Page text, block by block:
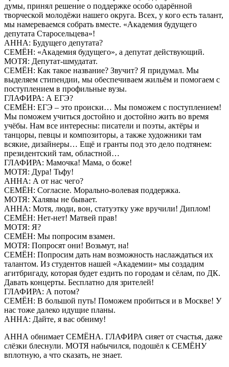
думы, принял решение о поддержке особо одарённой
творческой молодёжи нашего округа. Всех, у кого есть талант,
мы намереваемся собрать вместе. «Академия будущего
депутата Старосельцева»!
АННА: Будущего депутата?
СЕМЁН: «Академия будущего», а депутат действующий.
МОТЯ: Депутат-шмудатат.
СЕМЁН: Как такое название? Звучит? Я придумал. Мы
выделяем стипендии, мы обеспечиваем жильём и помогаем с
поступлением в профильные вузы.
ГЛАФИРА: А ЕГЭ?
СЕМЁН: ЕГЭ – это происки… Мы поможем с поступлением!
Мы поможем учиться достойно и достойно жить во время
учёбы. Нам все интересны: писатели и поэты, актёры и
танцоры, певцы и композиторы, а также художники там
всякие, дизайнеры… Ещё и гранты под это дело подтянем:
президентский там, областной…
ГЛАФИРА: Мамочка! Мама, о боже!
МОТЯ: Дура! Тьфу!
АННА: А от нас чего?
СЕМЁН: Согласие. Морально-волевая поддержка.
МОТЯ: Халявы не бывает.
АННА: Мотя, люди, вон, статуэтку уже вручили! Диплом!
СЕМЁН: Нет-нет! Матвей прав!
МОТЯ: Я?
СЕМЁН: Мы попросим взамен.
МОТЯ: Попросят они! Возьмут, на!
СЕМЁН: Попросим дать нам возможность наслаждаться их
талантом. Из студентов нашей «Академии» мы создадим
агитбригаду, которая будет ездить по городам и сёлам, по ДК.
Давать концерты. Бесплатно для зрителей!
ГЛАФИРА: А потом?
СЕМЁН: В большой путь! Поможем пробиться и в Москве! У
нас тоже далеко идущие планы.
АННА: Дайте, я вас обниму!
АННА обнимает СЕМЁНА. ГЛАФИРА сияет от счастья, даже
слёзки блеснули. МОТЯ набычился, подошёл к СЕМЁНУ
вплотную, а что сказать, не знает.